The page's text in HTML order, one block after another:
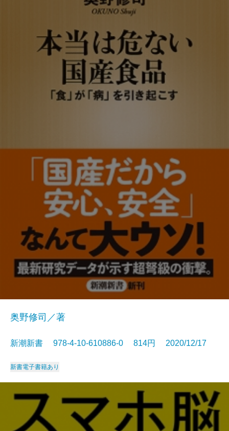
奥野修司／著
新潮新書 978-4-10-610886-0 814円 2020/12/17
新書電子書籍あり